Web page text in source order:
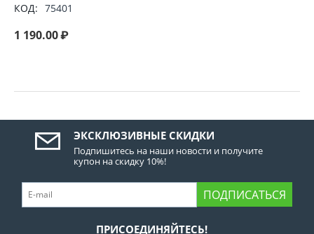
КОД: 75401
1 190.00₽
ЭКСКЛЮЗИВНЫЕ СКИДКИ
Подпишитесь на наши новости и получите
купон на скидку 10%!
ПОДПИСАТЬСЯ
ПРИСОЕДИНЯЙТЕСЬ!